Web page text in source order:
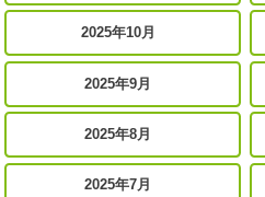
2025年10月
2025年9月
2025年8月
2025年7月